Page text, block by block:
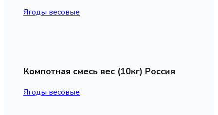
Ягоды весовые
Компотная смесь вес (10кг) Россия
Ягоды весовые